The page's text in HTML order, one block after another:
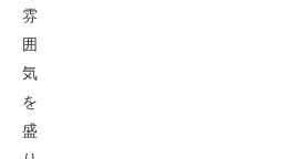
雰
囲
気
を
盛